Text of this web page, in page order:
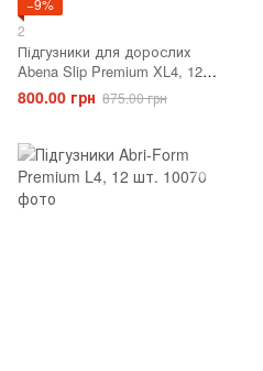
−9%
2
Підгузники для дорослих
Abena Slip Premium XL4, 12
шт.
800.00 грн 875.00 грн